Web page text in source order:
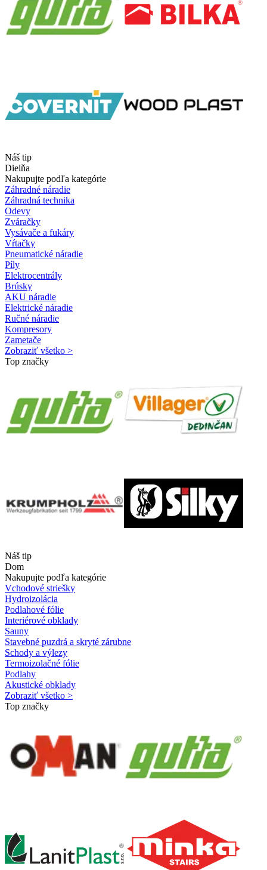
Náš tip
Dielňa
Nakupujte podľa kategórie
Záhradné náradie
Záhradná technika
Odevy
Zváračky
Vysávače a fukáry
Vŕtačky
Pneumatické náradie
Píly
Elektrocentrály
Brúsky
AKU náradie
Elektrické náradie
Ručné náradie
Kompresory
Zametače
Zobraziť všetko >
Top značky
Náš tip
Dom
Nakupujte podľa kategórie
Vchodové striešky
Hydroizolácia
Podlahové fólie
Interiérové obklady
Sauny
Stavebné puzdrá a skryté zárubne
Schody a výlezy
Termoizolačné fólie
Podlahy
Akustické obklady
Zobraziť všetko >
Top značky